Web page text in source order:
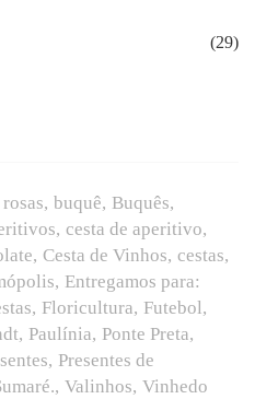
(29)
buquê Buquês
cesta de aperitivo
Cesta de Vinhos cestas
Entregamos para:
Floricultura Futebol
Paulínia Ponte Preta
Presentes de
Valinhos Vinhedo